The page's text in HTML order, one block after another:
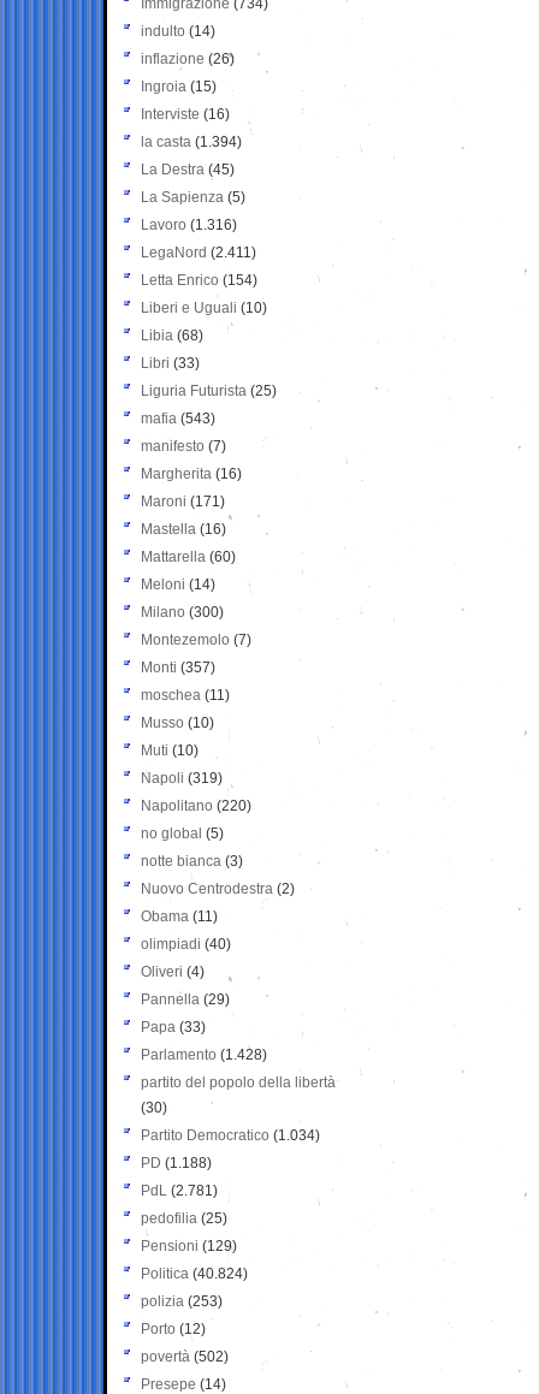
Immigrazione (734)
indulto (14)
inflazione (26)
Ingroia (15)
Interviste (16)
la casta (1.394)
La Destra (45)
La Sapienza (5)
Lavoro (1.316)
LegaNord (2.411)
Letta Enrico (154)
Liberi e Uguali (10)
Libia (68)
Libri (33)
Liguria Futurista (25)
mafia (543)
manifesto (7)
Margherita (16)
Maroni (171)
Mastella (16)
Mattarella (60)
Meloni (14)
Milano (300)
Montezemolo (7)
Monti (357)
moschea (11)
Musso (10)
Muti (10)
Napoli (319)
Napolitano (220)
no global (5)
notte bianca (3)
Nuovo Centrodestra (2)
Obama (11)
olimpiadi (40)
Oliveri (4)
Pannella (29)
Papa (33)
Parlamento (1.428)
partito del popolo della libertà
(30)
Partito Democratico (1.034)
PD (1.188)
PdL (2.781)
pedofilia (25)
Pensioni (129)
Politica (40.824)
polizia (253)
Porto (12)
povertà (502)
Presepe (14)